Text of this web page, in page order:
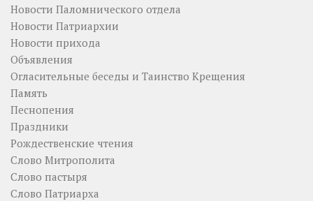
Новости Паломнического отдела
Новости Патриархии
Новости прихода
Объявления
Огласительные беседы и Таинство Крещения
Память
Песнопения
Праздники
Рождественские чтения
Слово Митрополита
Слово пастыря
Слово Патриарха